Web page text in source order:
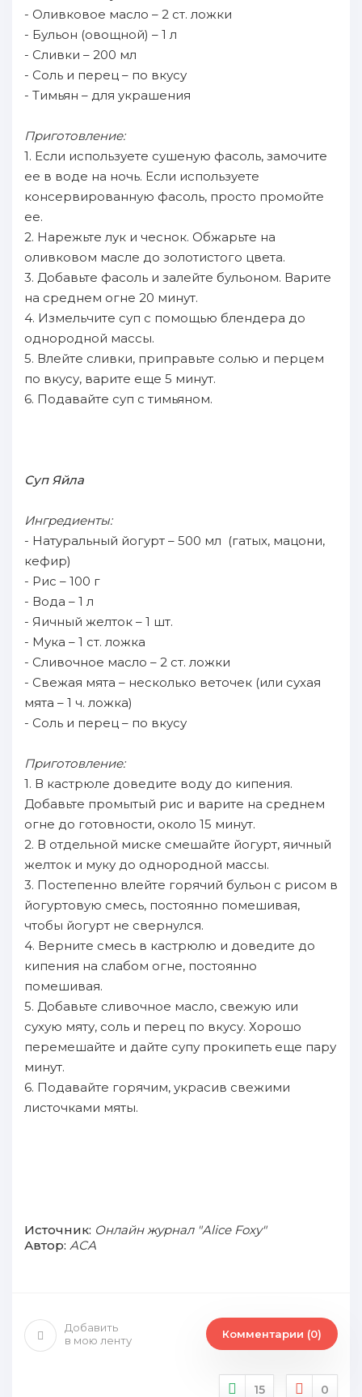
- Оливковое масло – 2 ст. ложки
- Бульон (овощной) – 1 л
- Сливки – 200 мл
- Соль и перец – по вкусу
- Тимьян – для украшения
Приготовление:
1. Если используете сушеную фасоль, замочите
ее в воде на ночь. Если используете
консервированную фасоль, просто промойте
ее.
2. Нарежьте лук и чеснок. Обжарьте на
оливковом масле до золотистого цвета.
3. Добавьте фасоль и залейте бульоном. Варите
на среднем огне 20 минут.
4. Измельчите суп с помощью блендера до
однородной массы.
5. Влейте сливки, приправьте солью и перцем
по вкусу, варите еще 5 минут.
6. Подавайте суп с тимьяном.
Суп Яйла
Ингредиенты:
- Натуральный йогурт – 500 мл (гатых, мацони,
кефир)
- Рис – 100 г
- Вода – 1 л
- Яичный желток – 1 шт.
- Мука – 1 ст. ложка
- Сливочное масло – 2 ст. ложки
- Свежая мята – несколько веточек (или сухая
мята – 1 ч. ложка)
- Соль и перец – по вкусу
Приготовление:
1. В кастрюле доведите воду до кипения.
Добавьте промытый рис и варите на среднем
огне до готовности, около 15 минут.
2. В отдельной миске смешайте йогурт, яичный
желток и муку до однородной массы.
3. Постепенно влейте горячий бульон с рисом в
йогуртовую смесь, постоянно помешивая,
чтобы йогурт не свернулся.
4. Верните смесь в кастрюлю и доведите до
кипения на слабом огне, постоянно
помешивая.
5. Добавьте сливочное масло, свежую или
сухую мяту, соль и перец по вкусу. Хорошо
перемешайте и дайте супу прокипеть еще пару
минут.
6. Подавайте горячим, украсив свежими
листочками мяты.
Источник: Онлайн журнал "Alice Foxy"
Автор: АСА
Добавить
в мою ленту
Комментарии (0)
15 0